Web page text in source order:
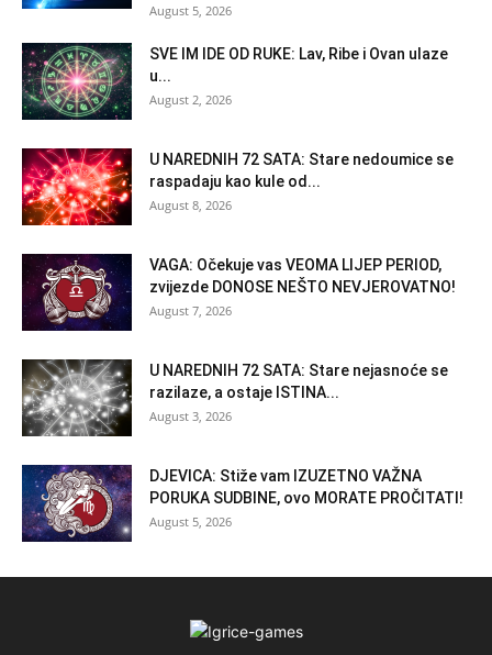
August 5, 2026
SVE IM IDE OD RUKE: Lav, Ribe i Ovan ulaze
u...
August 2, 2026
U NAREDNIH 72 SATA: Stare nedoumice se
raspadaju kao kule od...
August 8, 2026
VAGA: Očekuje vas VEOMA LIJEP PERIOD,
zvijezde DONOSE NEŠTO NEVJEROVATNO!
August 7, 2026
U NAREDNIH 72 SATA: Stare nejasnoće se
razilaze, a ostaje ISTINA...
August 3, 2026
DJEVICA: Stiže vam IZUZETNO VAŽNA
PORUKA SUDBINE, ovo MORATE PROČITATI!
August 5, 2026